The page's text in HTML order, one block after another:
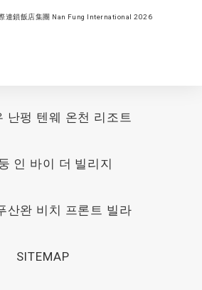
連鎖飯店集團 Nan Fung International 2026
난펑 텐웨 온천 리조트
인 바이 더 빌리지
산완 비치 프론트 빌라
SITEMAP